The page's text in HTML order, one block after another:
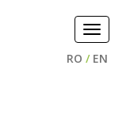
Toggle
RO / EN